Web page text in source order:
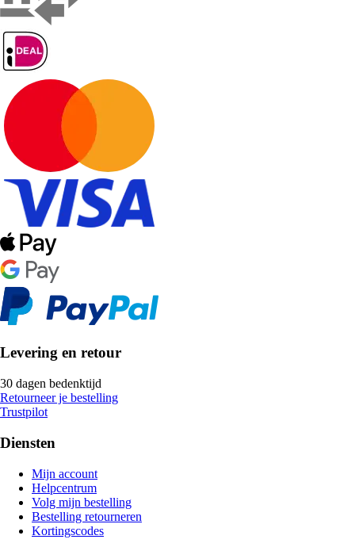
Levering en retour
30 dagen bedenktijd
Retourneer je bestelling
Trustpilot
Diensten
Mijn account
Helpcentrum
Volg mijn bestelling
Bestelling retourneren
Kortingscodes